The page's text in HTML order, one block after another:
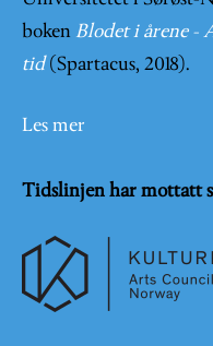
boken Blodet i årene -
tid (Spartacus, 2018).
Les mer
Tidslinjen har mottatt